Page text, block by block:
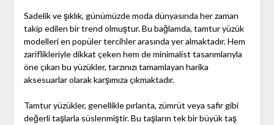
Sadelik ve şıklık, günümüzde moda dünyasında her zaman
takip edilen bir trend olmuştur. Bu bağlamda, tamtur yüzük
modelleri en popüler tercihler arasında yer almaktadır. Hem
zariflikleriyle dikkat çeken hem de minimalist tasarımlarıyla
öne çıkan bu yüzükler, tarzınızı tamamlayan harika
aksesuarlar olarak karşımıza çıkmaktadır.
Tamtur yüzükler, genellikle pırlanta, zümrüt veya safir gibi
değerli taşlarla süslenmiştir. Bu taşların tek bir büyük taş